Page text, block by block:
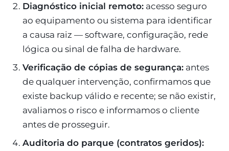
Diagnóstico inicial remoto: acesso seguro
ao equipamento ou sistema para identificar
a causa raiz — software, configuração, rede
lógica ou sinal de falha de hardware.
Verificação de cópias de segurança: antes
de qualquer intervenção, confirmamos que
existe backup válido e recente; se não existir,
avaliamos o risco e informamos o cliente
antes de prosseguir.
Auditoria do parque (contratos geridos):